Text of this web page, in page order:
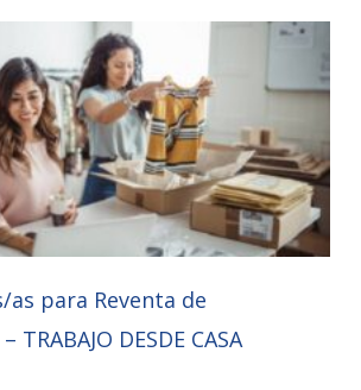
as para Reventa de
DESDE CASA